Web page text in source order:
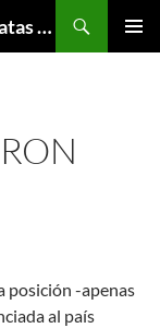
Camisetas Lakers | Lebron James Baratas 2024 – Micamisetanba
posición -apenas
al país